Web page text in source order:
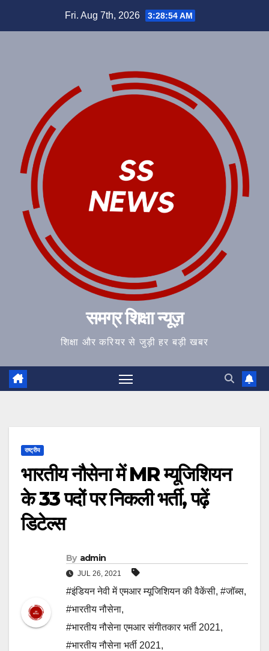
Fri. Aug 7th, 2026 3:28:54 AM
समग्र शिक्षा न्यूज़
शिक्षा और करियर से जुड़ी हर बड़ी खबर
राष्ट्रीय
भारतीय नौसेना में MR म्यूजिशियन
के 33 पदों पर निकली भर्ती, पढ़ें
डिटेल्स
By admin
JUL 26, 2021
#इंडियन नेवी में एमआर म्यूजिशियन की वैकेंसी, #जॉब्स,
#भारतीय नौसेना,
#भारतीय नौसेना एमआर संगीतकार भर्ती 2021,
#भारतीय नौसेना भर्ती 2021,